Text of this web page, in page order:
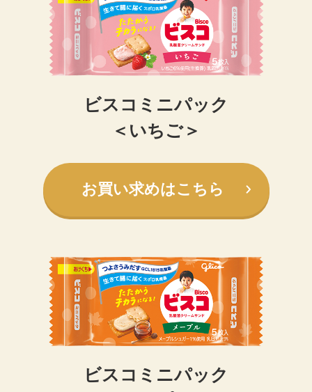
ビスコミニパック
＜いちご＞
お買い求めはこちら
ビスコミニパック